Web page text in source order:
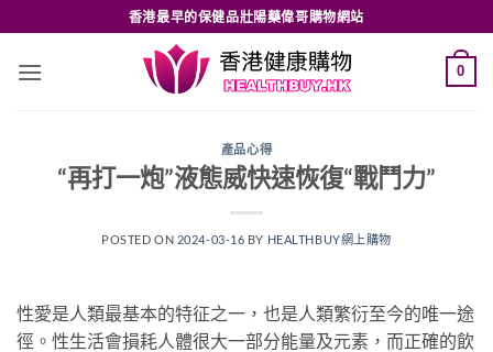
to
content
香港最早的保健品壯陽藥偉哥購物網站
0
產品心得
“再打一炮”液態威快速恢復“戰鬥力”
POSTED ON 2024-03-16 BY HEALTHBUY網上購物
性愛是人類最基本的特征之一，也是人類繁衍至今的唯一途
徑。性生活會損耗人體很大一部分能量及元素，而正確的飲